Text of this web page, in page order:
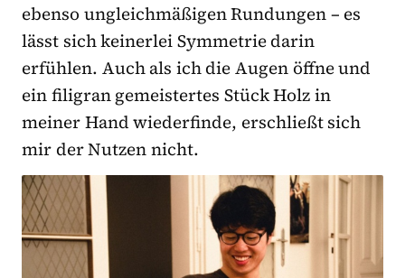
ebenso ungleichmäßigen Rundungen – es
lässt sich keinerlei Symmetrie darin
erfühlen. Auch als ich die Augen öffne und
ein filigran gemeistertes Stück Holz in
meiner Hand wiederfinde, erschließt sich
mir der Nutzen nicht.